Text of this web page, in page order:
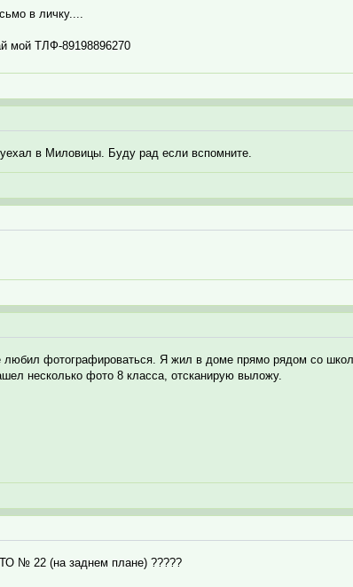
в личку....
мой ТЛФ-89198896270
в Миловицы. Буду рад если вспомните.
фотографироваться. Я жил в доме прямо рядом со
несколько фото 8 класса, отсканирую выложу.
№ 22 (на заднем плане) ?????